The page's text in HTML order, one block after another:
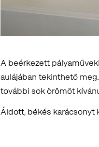
A beérkezett
aulájában tekinthető
további sok örömöt
Áldott, békés karácsonyt